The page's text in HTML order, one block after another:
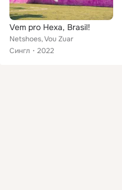
Vem pro Hexa, Brasil!
Netshoes, Vou Zuar
Сингл
2022